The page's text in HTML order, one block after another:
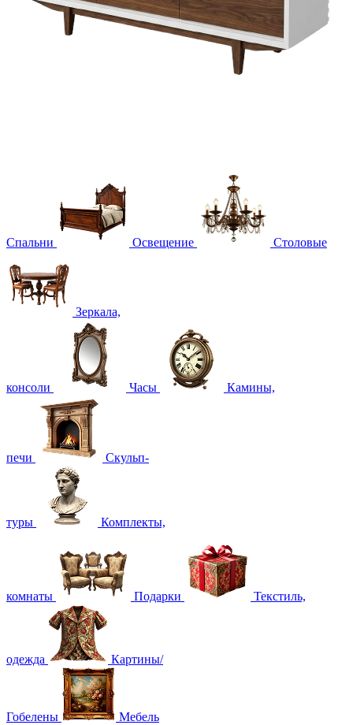
Спальни Освещение Столовые
Зеркала,
консоли Часы Камины,
печи Скульп-
туры Комплекты,
комнаты Подарки Текстиль,
одежда Картины/
Гобелены Мебель